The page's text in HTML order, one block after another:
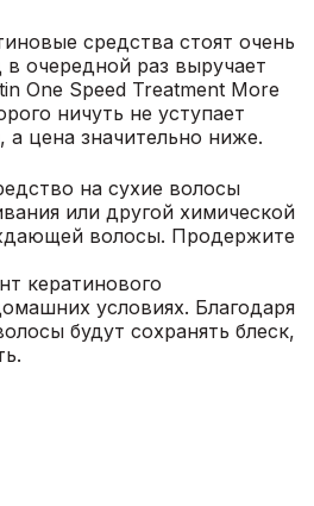
средства стоят очень
очередной раз выручает
One Speed Treatment More
ничуть не уступает
а цена значительно ниже.
на сухие волосы
или другой химической
волосы. Продержите
кератинового
условиях. Благодаря
будут сохранять блеск,